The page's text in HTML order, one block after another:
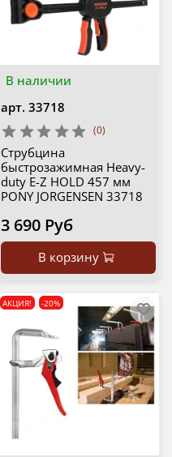
В наличии
арт. 33718
(0)
Струбцина
быстрозажимная Heavy-
duty E-Z HOLD 457 мм
PONY JORGENSEN 33718
3 690 Руб
В корзину
АКЦИЯ! -20%